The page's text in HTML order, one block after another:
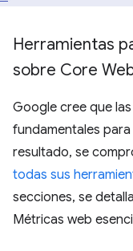
Herramientas
sobre Core
Google cree que
fundamentales
resultado, se
todas sus
secciones, se
Métricas web